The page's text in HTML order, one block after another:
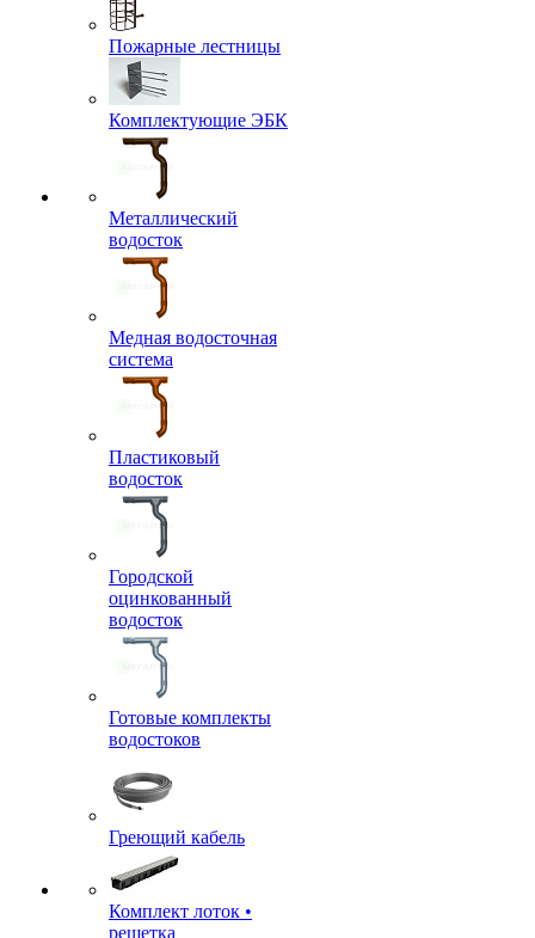
Пожарные лестницы
Комплектующие ЭБК
Металлический
водосток
Медная водосточная
система
Пластиковый
водосток
Городской
оцинкованный
водосток
Готовые комплекты
водостоков
Греющий кабель
Комплект лоток •
решетка